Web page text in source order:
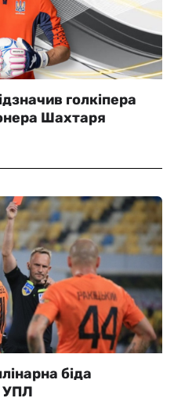
голкіпера
Шахтаря
біда
УПЛ